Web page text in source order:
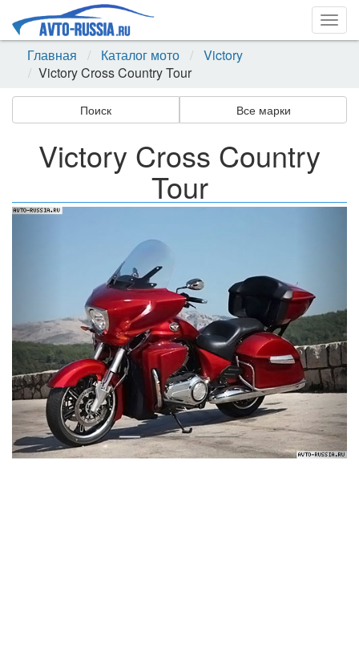
Главная
Каталог мото
Victory
Victory Cross Country Tour
Поиск Все марки
Victory Cross Country
Tour
Назад